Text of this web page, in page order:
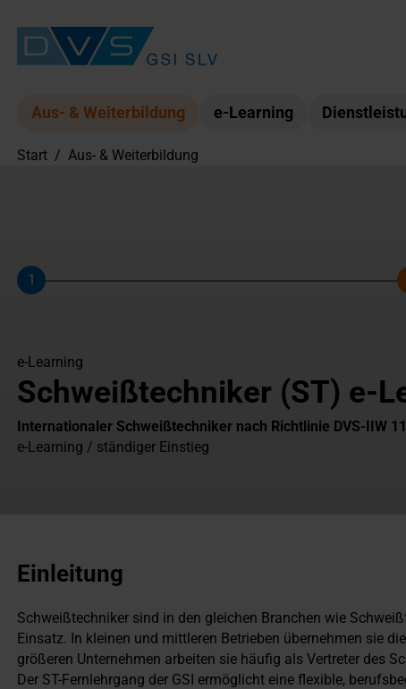
Aus- & Weiterbildung e-Learning
Start / Aus- & Weiterbildung
Schritt
1
e-Learning
Schweißtechniker (ST) e-
Internationaler Schweißtechniker nach Richtlinie DVS-IIW
e-Learning / ständiger Einstieg
Einleitung
Schweißtechniker sind in den gleichen Branchen wie
Einsatz. In kleinen und mittleren Betrieben übernehmen sie
größeren Unternehmen arbeiten sie häufig als Vertreter des
Der ST-Fernlehrgang der GSI ermöglicht eine flexible,